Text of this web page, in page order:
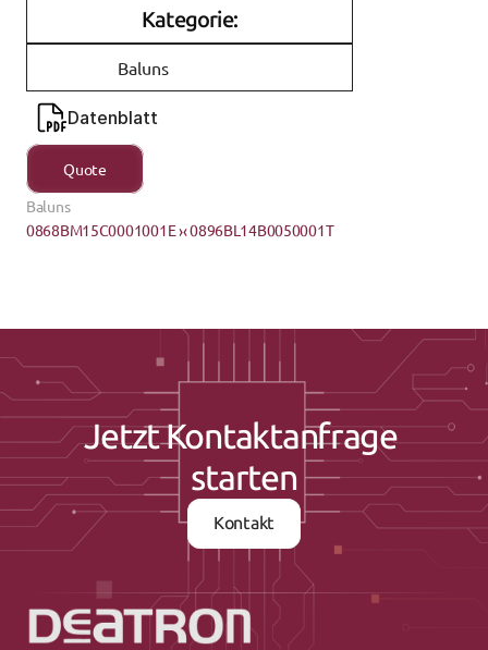
Kategorie:
Baluns
Datenblatt
Quote
Baluns
0868BM15C0001001E ›‹ 0896BL14B0050001T
Jetzt Kontaktanfrage
starten
Kontakt